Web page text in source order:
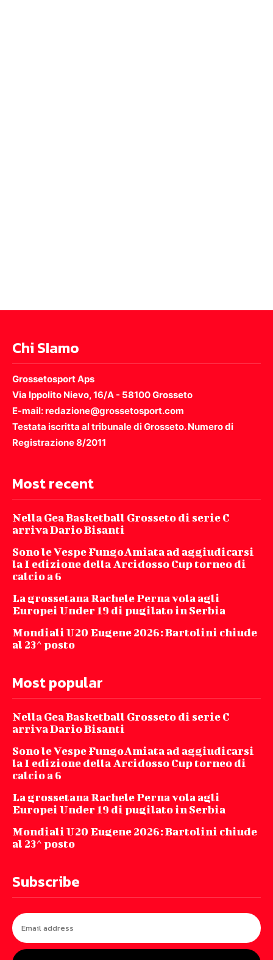
Chi SIamo
Grossetosport Aps
Via Ippolito Nievo, 16/A - 58100 Grosseto
E-mail: redazione@grossetosport.com
Testata iscritta al tribunale di Grosseto. Numero di
Registrazione 8/2011
Most recent
Nella Gea Basketball Grosseto di serie C
arriva Dario Bisanti
Sono le Vespe FungoAmiata ad aggiudicarsi
la I edizione della Arcidosso Cup torneo di
calcio a 6
La grossetana Rachele Perna vola agli
Europei Under 19 di pugilato in Serbia
Mondiali U20 Eugene 2026: Bartolini chiude
al 23^ posto
Most popular
Nella Gea Basketball Grosseto di serie C
arriva Dario Bisanti
Sono le Vespe FungoAmiata ad aggiudicarsi
la I edizione della Arcidosso Cup torneo di
calcio a 6
La grossetana Rachele Perna vola agli
Europei Under 19 di pugilato in Serbia
Mondiali U20 Eugene 2026: Bartolini chiude
al 23^ posto
Subscribe